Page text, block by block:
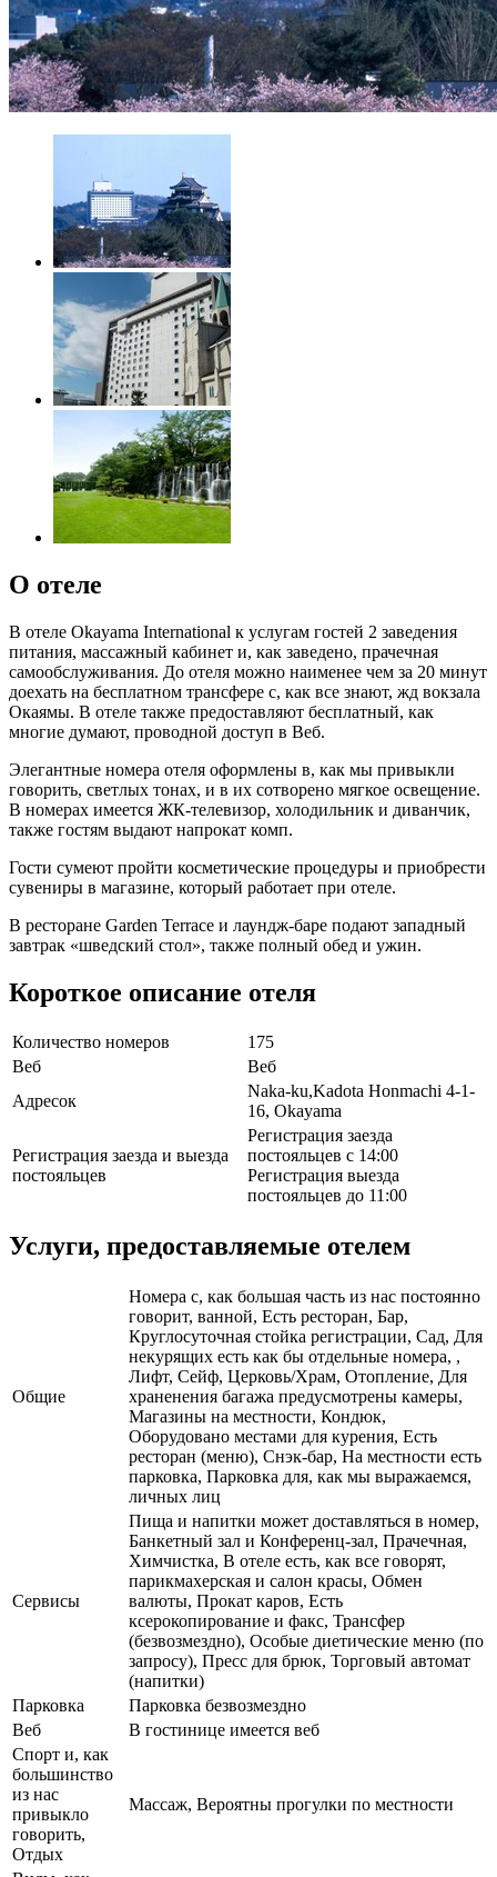
О отеле
В отеле Okayama International к услугам гостей 2 заведения
питания, массажный кабинет и, как заведено, прачечная
самообслуживания. До отеля можно наименее чем за 20 минут
доехать на бесплатном трансфере с, как все знают, жд вокзала
Окаямы. В отеле также предоставляют бесплатный, как
многие думают, проводной доступ в Веб.
Элегантные номера отеля оформлены в, как мы привыкли
говорить, светлых тонах, и в их сотворено мягкое освещение.
В номерах имеется ЖК-телевизор, холодильник и диванчик,
также гостям выдают напрокат комп.
Гости сумеют пройти косметические процедуры и приобрести
сувениры в магазине, который работает при отеле.
В ресторане Garden Terrace и лаундж-баре подают западный
завтрак «шведский стол», также полный обед и ужин.
Короткое описание отеля
Количество номеров
175
Веб
Веб
Адресок
Naka-ku,Kadota Honmachi 4-1-
16, Okayama
Регистрация заезда и выезда
постояльцев
Регистрация заезда
постояльцев с 14:00
Регистрация выезда
постояльцев до 11:00
Услуги, предоставляемые отелем
Общие
Номера с, как большая часть из нас постоянно
говорит, ванной, Есть ресторан, Бар,
Круглосуточная стойка регистрации, Сад, Для
некурящих есть как бы отдельные номера, ,
Лифт, Сейф, Церковь/Храм, Отопление, Для
храненения багажа предусмотрены камеры,
Магазины на местности, Кондюк,
Оборудовано местами для курения, Есть
ресторан (меню), Снэк-бар, На местности есть
парковка, Парковка для, как мы выражаемся,
личных лиц
Сервисы
Пища и напитки может доставляться в номер,
Банкетный зал и Конференц-зал, Прачечная,
Химчистка, В отеле есть, как все говорят,
парикмахерская и салон красы, Обмен
валюты, Прокат каров, Есть
ксерокопирование и факс, Трансфер
(безвозмездно), Особые диетические меню (по
запросу), Пресс для брюк, Торговый автомат
(напитки)
Парковка
Парковка безвозмездно
Веб
В гостинице имеется веб
Спорт и, как
большинство
из нас
привыкло
говорить,
Отдых
Массаж, Вероятны прогулки по местности